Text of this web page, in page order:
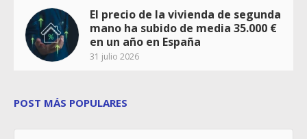
El precio de la vivienda de segunda
mano ha subido de media 35.000 €
en un año en España
31 julio 2026
POST MÁS POPULARES